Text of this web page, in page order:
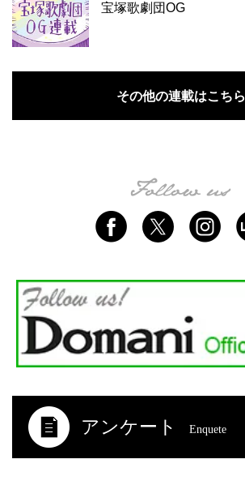
宝塚歌劇団OG
その他の連載はこちら
アンケート Enquete